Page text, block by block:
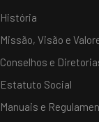
História
Missão, Visão e
Conselhos e
Estatuto Social
Manuais e